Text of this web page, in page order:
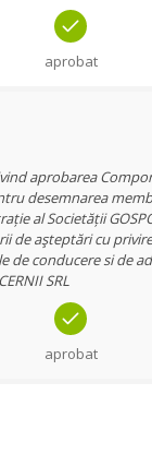
aprobat
aprobarea
desemnarea
al Societății
de aşteptări cu
de conducere si de
SRL
aprobat